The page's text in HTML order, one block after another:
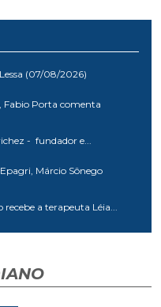
(07/08/2026)
Fabio Porta comenta
- fundador e...
Márcio Sônego
recebe a terapeuta Léia...